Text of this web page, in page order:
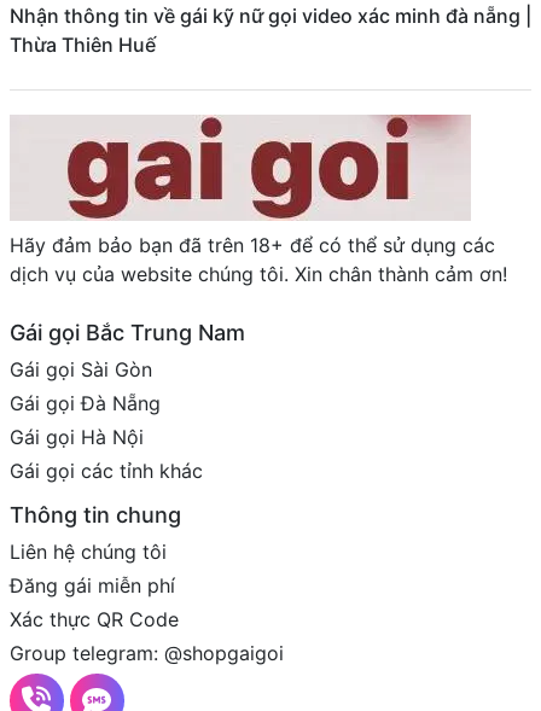
Nhận thông tin về gái kỹ nữ gọi video xác minh đà nẵng |
Thừa Thiên Huế
Hãy đảm bảo bạn đã trên 18+ để có thể sử dụng các
dịch vụ của website chúng tôi. Xin chân thành cảm ơn!
Gái gọi Bắc Trung Nam
Gái gọi Sài Gòn
Gái gọi Đà Nẵng
Gái gọi Hà Nội
Gái gọi các tỉnh khác
Thông tin chung
Liên hệ chúng tôi
Đăng gái miễn phí
Xác thực QR Code
Group telegram: @shopgaigoi